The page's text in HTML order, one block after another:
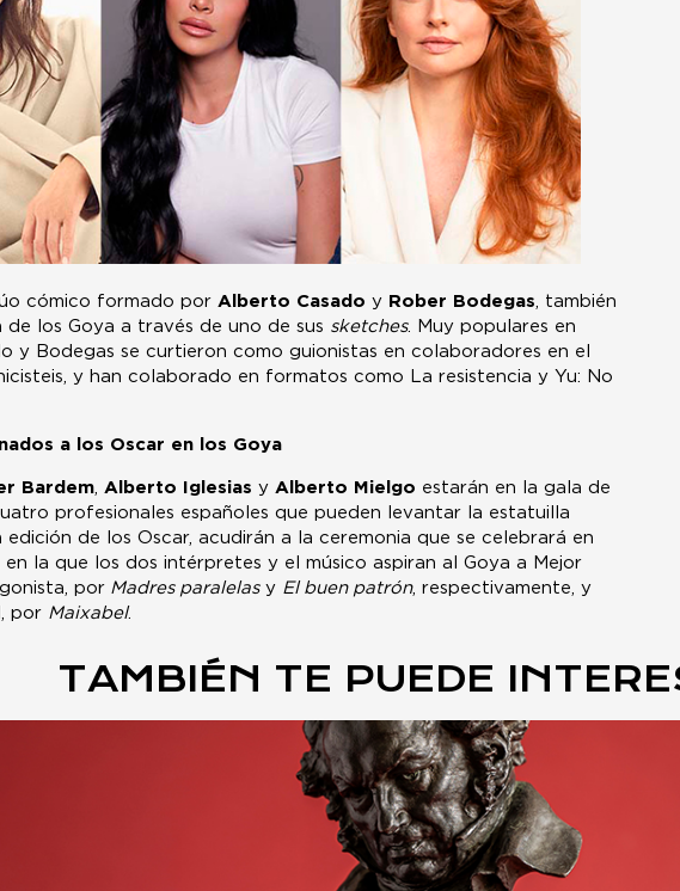
cómico formado por Alberto Casado y Rober Bodegas, también
los Goya a través de uno de sus sketches. Muy populares en
y Bodegas se curtieron como guionistas en colaboradores en el
y han colaborado en formatos como La resistencia y Yu: No
a los Oscar en los Goya
Bardem, Alberto Iglesias y Alberto Mielgo estarán en la gala de
profesionales españoles que pueden levantar la estatuilla
de los Oscar, acudirán a la ceremonia que se celebrará en
en la que los dos intérpretes y el músico aspiran al Goya a Mejor
por Madres paralelasy El buen patrón, respectivamente, y
por Maixabel.
TAMBIÉN TE PUEDE